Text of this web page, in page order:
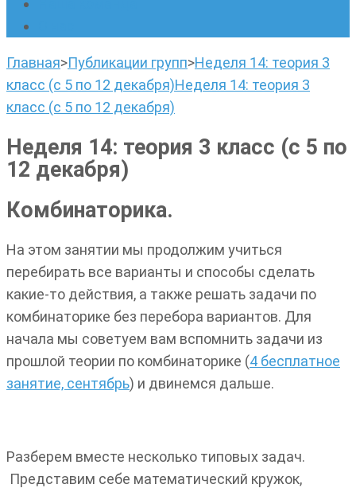
Главная>Публикации групп>Неделя 14: теория 3
класс (с 5 по 12 декабря)Неделя 14: теория 3
класс (с 5 по 12 декабря)
Неделя 14: теория 3 класс (с 5 по
12 декабря)
Комбинаторика.
На этом занятии мы продолжим учиться
перебирать все варианты и способы сделать
какие-то действия, а также решать задачи по
комбинаторике без перебора вариантов. Для
начала мы советуем вам вспомнить задачи из
прошлой теории по комбинаторике (4 бесплатное
занятие, сентябрь) и двинемся дальше.
Разберем вместе несколько типовых задач.
Представим себе математический кружок,